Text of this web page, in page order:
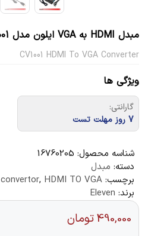
مبدل HDMI به VGA ایلون مدل CV1001
CV1001 HDMI To VGA Converter
ویژگی ها
گارانتی:
7 روز مهلت تست
شناسه محصول: 16760205
دسته: مبدل
برچسب:
convertor, HDMI TO VGA
برند: Eleven
490,000تومان